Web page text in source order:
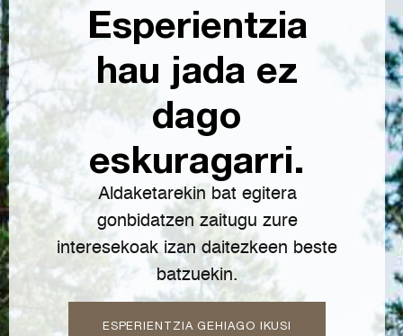
Esperientzia
hau jada ez
dago
eskuragarri.
Aldaketarekin bat egitera
gonbidatzen zaitugu zure
interesekoak izan daitezkeen beste
batzuekin.
ESPERIENTZIA GEHIAGO IKUSI